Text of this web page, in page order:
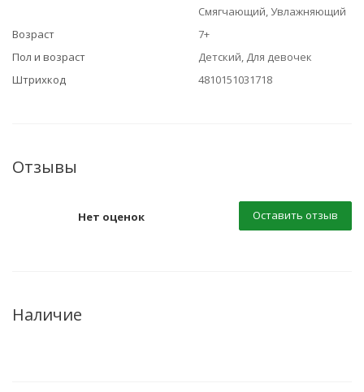
Смягчающий, Увлажняющий
Возраст
7+
Пол и возраст
Детский, Для девочек
Штрихкод
4810151031718
Отзывы
Нет оценок Оставить отзыв
Наличие